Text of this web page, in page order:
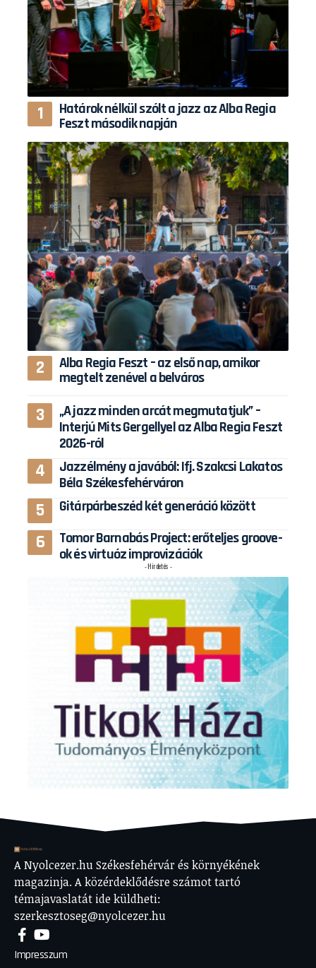
Határok nélkül szólt a jazz az Alba Regia
Feszt második napján
Alba Regia Feszt – az első nap, amikor
megtelt zenével a belváros
„A jazz minden arcát megmutatjuk” –
Interjú Mits Gergellyel az Alba Regia Feszt
2026-ról
Jazzélmény a javából: Ifj. Szakcsi Lakatos
Béla Székesfehérváron
Gitárpárbeszéd két generáció között
Tomor Barnabás Project: erőteljes groove-
ok és virtuóz improvizációk
- Hirdetés -
A Nyolcezer.hu Székesfehérvár és környékének
magazinja. A közérdeklődésre számot tartó
témajavaslatát ide küldheti:
szerkesztoseg@nyolcezer.hu
Impresszum